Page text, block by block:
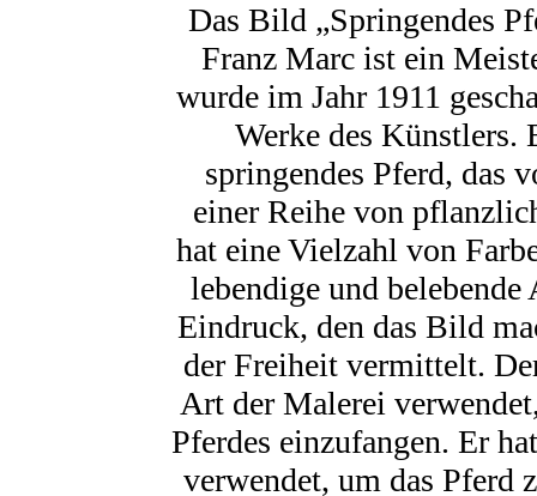
Das Bild „Springendes
Franz Marc ist ein
wurde im Jahr 1911
Werke des Künstlers.
springendes Pferd, das
einer Reihe von
hat eine Vielzahl von
lebendige und belebende
Eindruck, den das Bild
der Freiheit vermittelt.
Art der Malerei
Pferdes einzufangen. Er
verwendet, um das Pferd